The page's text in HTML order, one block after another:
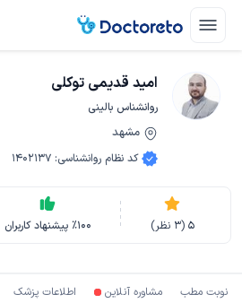
امید قدیمی توکلی
روانشناس بالینی
مشهد
کد نظام روانشناسی:
1402137
5
(
3 نظر) ٪100 پیشنهاد کاربران
نوبت مطب مشاوره آنلاین اطلاعات پزشک